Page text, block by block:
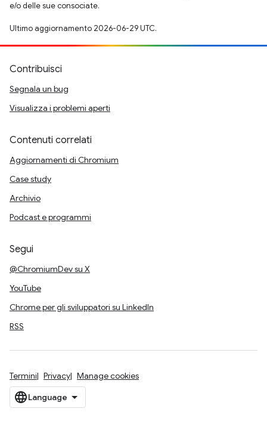
e/o delle sue consociate.
Ultimo aggiornamento 2026-06-29 UTC.
Contribuisci
Segnala un bug
Visualizza i problemi aperti
Contenuti correlati
Aggiornamenti di Chromium
Case study
Archivio
Podcast e programmi
Segui
@ChromiumDev su X
YouTube
Chrome per gli sviluppatori su LinkedIn
RSS
Termini Privacy Manage cookies